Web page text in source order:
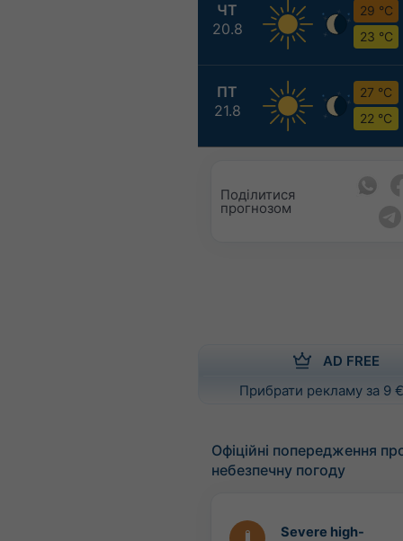
ЧТ
20.8
29 °C
23 °C
ПТ
21.8
27 °C
22 °C
Поділитися
прогнозом
AD FREE
Прибрати рекламу за 9
Офіційні попередження
небезпечну погоду
Severe high-